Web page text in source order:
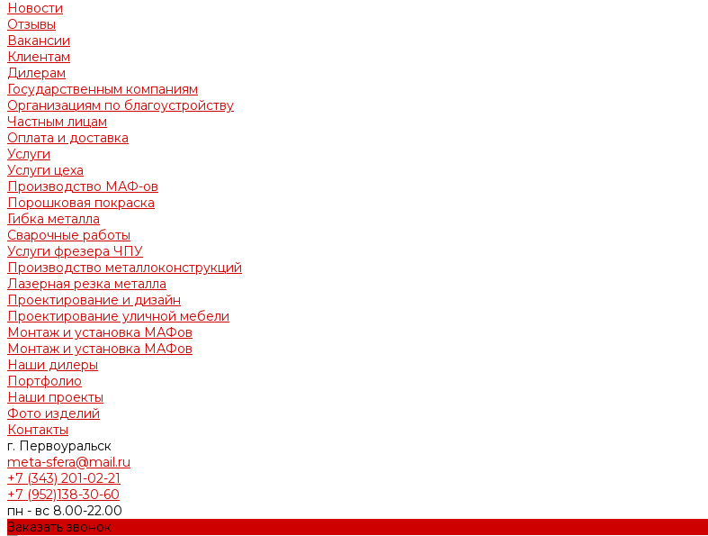
Новости
Отзывы
Вакансии
Клиентам
Дилерам
Государственным компаниям
Организациям по благоустройству
Частным лицам
Оплата и доставка
Услуги
Услуги цеха
Производство МАФ-ов
Порошковая покраска
Гибка металла
Сварочные работы
Услуги фрезера ЧПУ
Производство металлоконструкций
Лазерная резка металла
Проектирование и дизайн
Проектирование уличной мебели
Монтаж и установка МАФов
Монтаж и установка МАФов
Наши дилеры
Портфолио
Наши проекты
Фото изделий
Контакты
г. Первоуральск
meta-sfera@mail.ru
+7 (343) 201-02-21
+7 (952)138-30-60
пн - вс 8.00-22.00
Заказать звонок